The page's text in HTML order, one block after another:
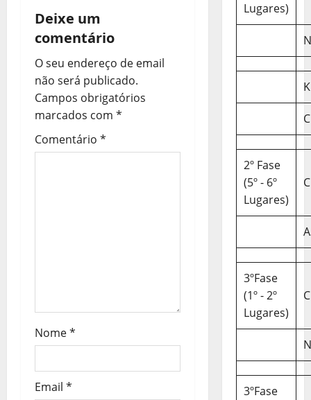
a
ç
ã
o
d
e
g
o
s
Deixe um
comentário
O seu endereço de email
não será publicado.
Campos obrigatórios
marcados com *
Comentário *
Nome*
Email *
Lugares)
2º Fase
(5º - 6º
Lugares)
3ºFase
(1º - 2º
Lugares)
3ºFase